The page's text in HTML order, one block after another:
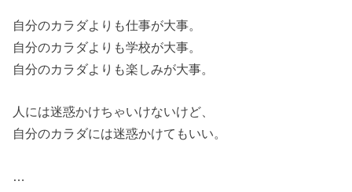
自分のカラダよりも仕事が大事。
自分のカラダよりも学校が大事。
自分のカラダよりも楽しみが大事。
人には迷惑かけちゃいけないけど、
自分のカラダには迷惑かけてもいい。